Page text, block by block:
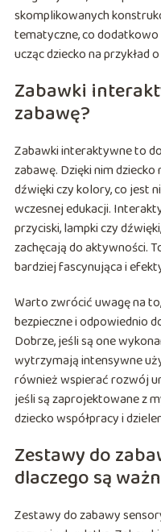
skomplikowanych
tematyczne, co
ucząc dziecko na przykład
Zabawki
zabawę?
Zabawki interaktywne to
zabawę. Dzięki nim
dźwięki czy kolory, co jest
wczesnej edukacji.
przyciski, lampki czy
zachęcają do aktywności.
bardziej fascynująca i
Warto zwrócić uwagę na
bezpieczne i odpowiednio
Dobrze, jeśli są one
wytrzymają intensywne
również wspierać rozwój
jeśli są zaprojektowane z
dziecko współpracy i
Zestawy do
dlaczego są
Zestawy do zabawy